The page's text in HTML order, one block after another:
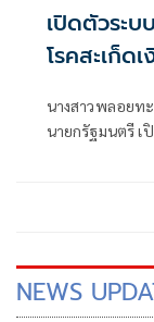
เปิดตัวระ
โรคสะเก็ด
นางสาวพลอยท
นายกรัฐมนตรี เ
NEWS